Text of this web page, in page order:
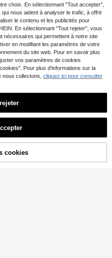
Entrepôt UE
e maillot de bain une pièce élégant
e de luxe pour femmes, idéal pour le
s vacances à la plage en été
21,09€
AU PANIER
choix. En sélectionnant "Tout accepter",
nous aident à analyser le trafic, à offrir
le contenu et les publicités pour
En sélectionnant "Tout rejeter", vous
nécessaires qui permettent à notre site
en modifiant les paramètres de votre
du site web. Pour en savoir plus
vos paramètres de cookies
Pour plus d'informations sur la
nous collectons, cliquez ici pour consulter
cookies